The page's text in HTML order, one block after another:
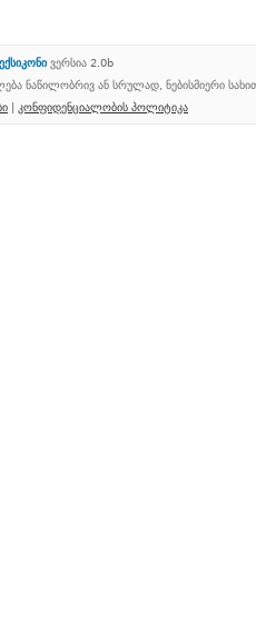
ვერსია 2.0b
ნაწილობრივ ან სრულად, ნებისმიერი
| კონფიდენციალობის პოლიტიკა